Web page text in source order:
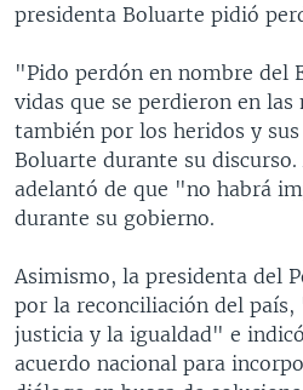
presidenta Boluarte pidió
"Pido perdón en nombre del
vidas que se perdieron en
también por los heridos y
Boluarte durante su
adelantó de que "no habrá
durante su gobierno.
Asimismo, la presidenta del
por la reconciliación del
justicia y la igualdad" e
acuerdo nacional para